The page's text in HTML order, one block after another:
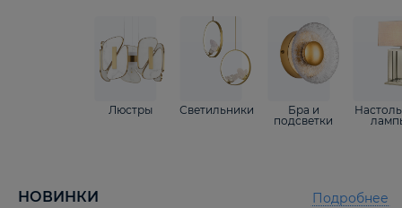
Люстры Светильники
Бра и
подсветки
НОВИНКИ Подробнее